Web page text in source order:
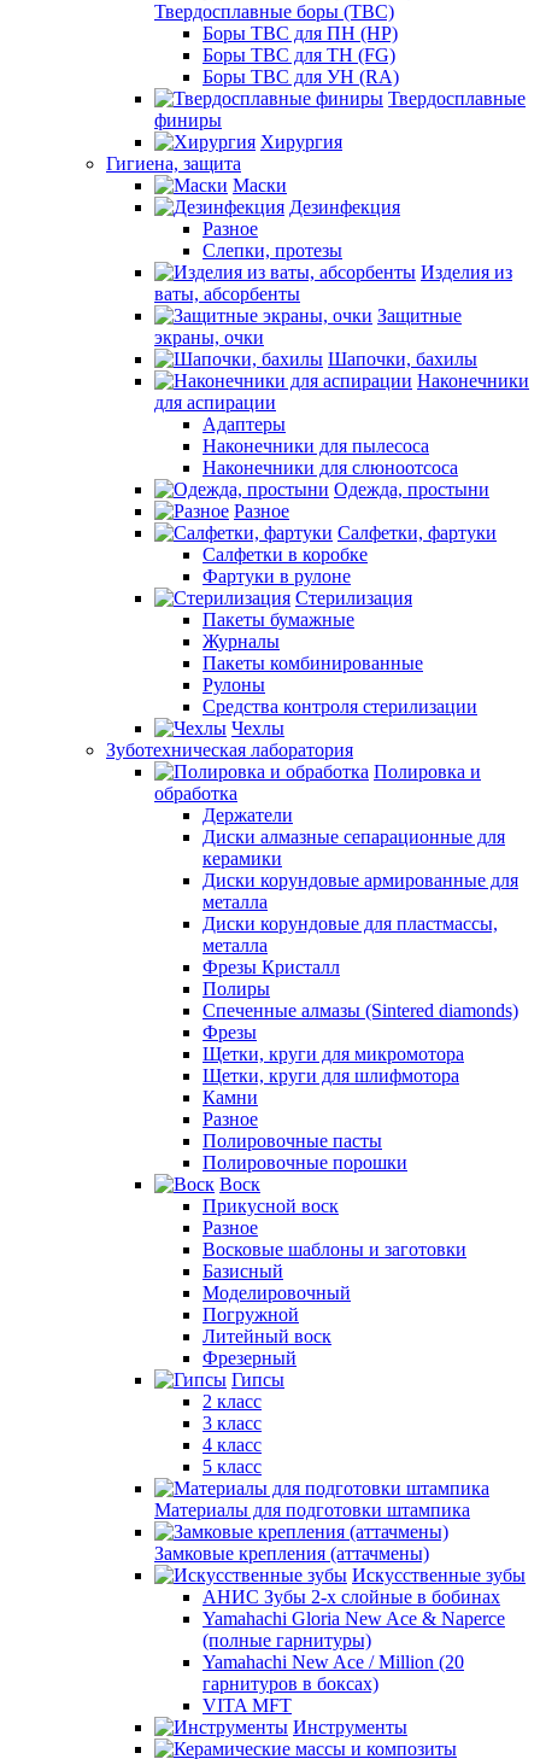
Твердосплавные боры (ТВС)
Боры ТВС для ПН (HP)
Боры ТВС для ТН (FG)
Боры ТВС для УН (RA)
Твердосплавные
финиры
Хирургия
Гигиена, защита
Маски
Дезинфекция
Разное
Слепки, протезы
Изделия из
ваты, абсорбенты
Защитные
экраны, очки
Шапочки, бахилы
Наконечники
для аспирации
Адаптеры
Наконечники для пылесоса
Наконечники для слюноотсоса
Одежда, простыни
Разное
Салфетки, фартуки
Салфетки в коробке
Фартуки в рулоне
Стерилизация
Пакеты бумажные
Журналы
Пакеты комбинированные
Рулоны
Средства контроля стерилизации
Чехлы
Зуботехническая лаборатория
Полировка и
обработка
Держатели
Диски алмазные сепарационные для
керамики
Диски корундовые армированные для
металла
Диски корундовые для пластмассы,
металла
Фрезы Кристалл
Полиры
Спеченные алмазы (Sintered diamonds)
Фрезы
Щетки, круги для микромотора
Щетки, круги для шлифмотора
Камни
Разное
Полировочные пасты
Полировочные порошки
Воск
Прикусной воск
Разное
Восковые шаблоны и заготовки
Базисный
Моделировочный
Погружной
Литейный воск
Фрезерный
Гипсы
2 класс
3 класс
4 класс
5 класс
Материалы для подготовки штампика
Замковые крепления (аттачмены)
Искусственные зубы
АНИС Зубы 2-х слойные в бобинах
Yamahachi Gloria New Ace & Naperce
(полные гарнитуры)
Yamahachi New Ace / Million (20
гарнитуров в боксах)
VITA MFT
Инструменты